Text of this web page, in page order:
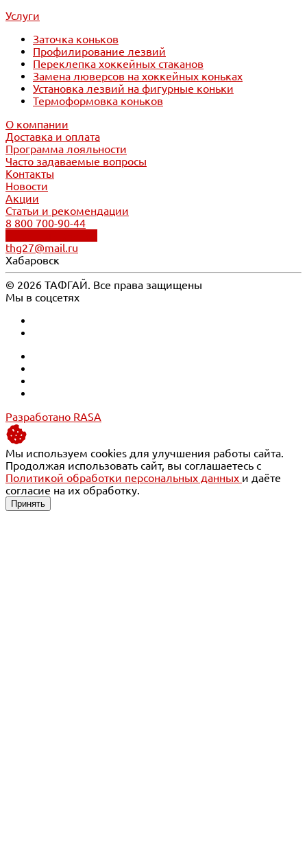
Услуги
Заточка коньков
Профилирование лезвий
Переклепка хоккейных стаканов
Замена люверсов на хоккейных коньках
Установка лезвий на фигурные коньки
Термоформовка коньков
О компании
Доставка и оплата
Программа лояльности
Часто задаваемые вопросы
Контакты
Новости
Акции
Статьи и рекомендации
8 800 700-90-44
thg27@mail.ru
Хабаровск
© 2026 ТАФГАЙ. Все права защищены
Мы в соцсетях
Разработано RASA
Мы используем cookies для улучшения работы сайта.
Продолжая использовать сайт, вы соглашаетесь с
Политикой обработки персональных данных и даёте
согласие на их обработку.
Принять